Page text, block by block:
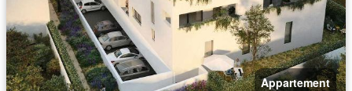
Appartement